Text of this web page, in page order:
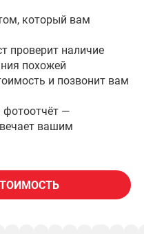
который вам
проверит наличие
похожей
и позвонит вам
—
вашим